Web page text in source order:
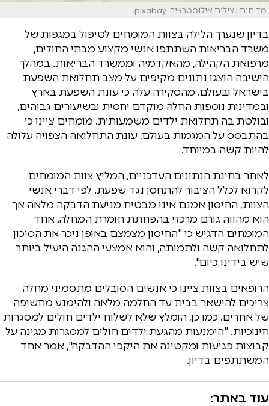
מד חום | צילום אילוסטרציה: pixabay.
בדיון שנערך הלילה בצוות המומחים לטיפול במגפות של
משרד הבריאות השתתפו אנשי מקצוע מבתי החולים,
מרפואת הקהילה, מהאקדמיה וממשרד הבריאות. במהלך
הישיבה הוצגו נתונים מקיפים על מצב תחלואת השפעת
בישראל ובעולם. מהסקירה עלה כי עונת השפעת בארץ
ובמדינות נוספות החלה מוקדם יחסית ובשיעורים גבוהים,
ובולטת בה תחלואת ילדים משמעותית. מומחים ציינו כי
בהתבסס על המגמות בעולם, עונת התחלואה הצפויה עלולה
להיות קשה במיוחד.
לאחר בחינת הנתונים העדכניים, המליץ צוות המומחים
לקרוא לכלל הציבור להתחסן נגד שפעת. לפי דברי אנשי
הצוות, החיסון אמנם אינו מבטיח מניעת הדבקה מלאה אך
הוא מהווה גורם מרכזי בהפחתת חומרת המחלה. אחד
המומחים הדגיש כי "החיסון מצמצם באופן ניכר את הסיכון
לתחלואה קשה ולתמותה, והוא אמצעי ההגנה היעיל ביותר
שיש בידינו כיום".
הרופאים בצוות ציינו כי אנשים הסובלים מתסמיני מחלה
צריכים להישאר בבית עד החלמה מלאה ולהימנע מחשיפה
של אחרים. כמו כן, הומלץ שלא לשלוח ילדים חולים למסגרות
חינוכיות. "הימנעות מהגעת ילדים חולים למסגרות מגינה על
קבוצות פגיעות ומקטינה את היקפי ההדבקה", אמר אחד
המשתתפים בדיון.
עוד באתר: